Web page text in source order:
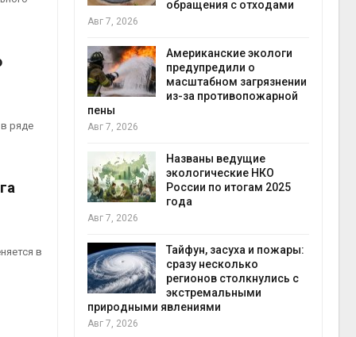
ряде
в
в
вес
обращения с отходами
Авг 7, 2026
Американские экологи
предупредили о
масштабном загрязнении
из-за противопожарной
пены
Авг 7, 2026
Названы ведущие
экологические НКО
России по итогам 2025
года
Авг 7, 2026
Тайфун, засуха и пожары:
сразу несколько
регионов столкнулись с
экстремальными
природными явлениями
Авг 7, 2026